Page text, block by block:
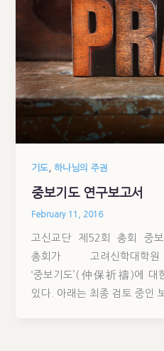
기도,하나님의 주권
중보기도 연구보고서
February 11, 2016
고신교단 제52회 총회 중
총회가 고려신학대
‘중보기도’(仲保祈禱)에 대
있다. 아래는 최종 검토 중인